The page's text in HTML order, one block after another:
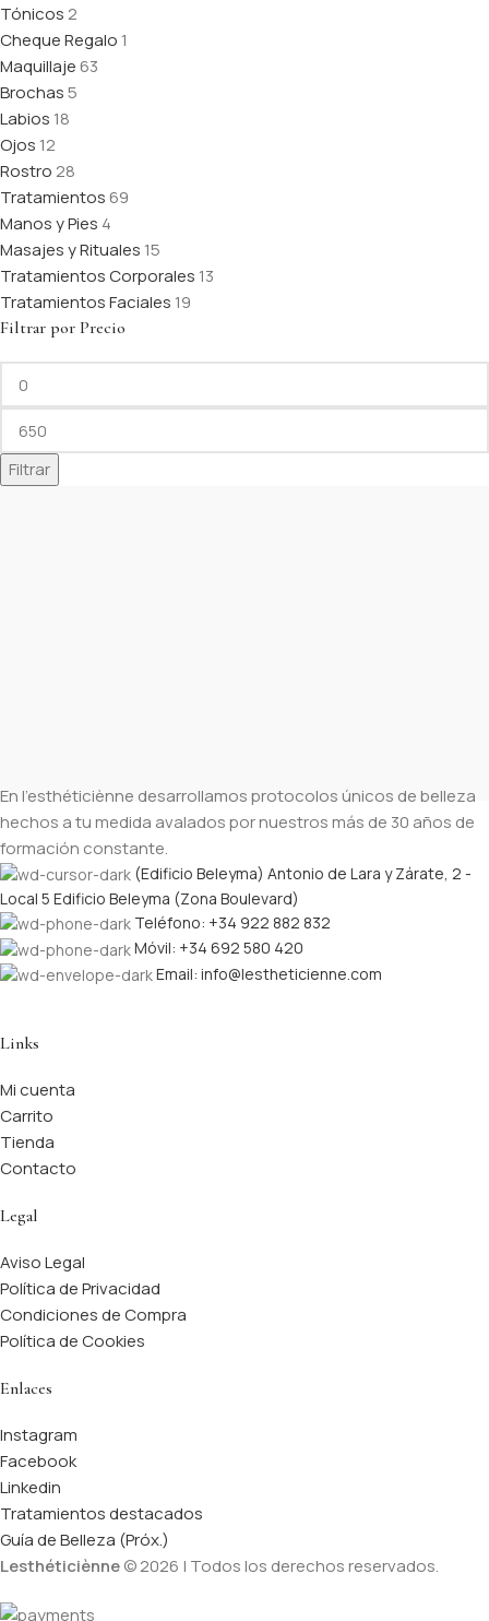
Tónicos 2
Cheque Regalo 1
Maquillaje63
Brochas5
Labios 18
Ojos 12
Rostro 28
Tratamientos69
Manos y Pies 4
Masajes y Rituales 15
Tratamientos Corporales 13
Tratamientos Faciales 19
Filtrar por Precio
Filtrar
En l’esthéticiènne desarrollamos protocolos únicos de belleza
hechos a tu medida avalados por nuestros más de 30 años de
formación constante.
(Edificio Beleyma) Antonio de Lara y Zárate, 2 -
Local 5 Edificio Beleyma (Zona Boulevard)
Teléfono: +34 922 882 832
Móvil: +34 692 580 420
Email: info@lestheticienne.com
Links
Mi cuenta
Carrito
Tienda
Contacto
Legal
Aviso Legal
Política de Privacidad
Condiciones de Compra
Política de Cookies
Enlaces
Instagram
Facebook
Linkedin
Tratamientos destacados
Guía de Belleza (Próx.)
Lesthéticiènne© 2026 | Todos los derechos reservados.